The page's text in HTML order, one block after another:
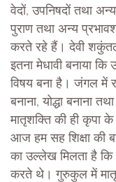
वेदों, उपनिषदों तथा
पुराण तथा अन्य
करते रहे हैं। देवी
इतना मेधावी बनाया
विषय बना है। जंगल में
बनाना, योद्धा बनाना
मातृशक्ति की ही कृपा
आज हम सह शिक्षा की
का उल्लेख मिलता है कि
करते थे। गुरुकुल में